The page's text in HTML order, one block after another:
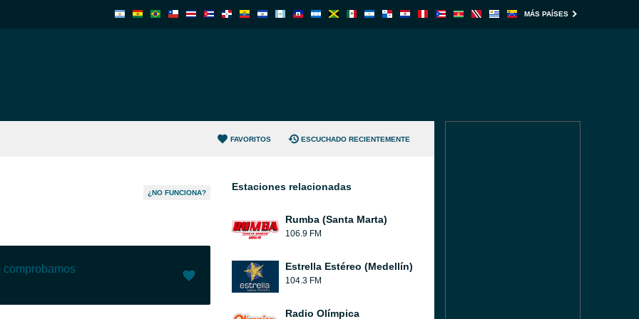
MÁS PAÍSES
FAVORITOS ESCUCHADO RECIENTEMENTE
¿NO FUNCIONA?
comprobamos
Estaciones relacionadas
Rumba (Santa Marta)
106.9 FM
Estrella Estéreo (Medellín)
104.3 FM
Radio Olímpica